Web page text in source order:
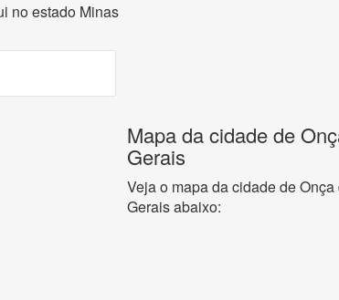
no estado Minas
Mapa da cidade de
Gerais
Veja o mapa da cidade de
Gerais abaixo: